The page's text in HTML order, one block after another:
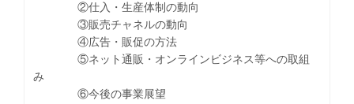
②仕入・生産体制の動向
③販売チャネルの動向
④広告・販促の方法
⑤ネット通販・オンラインビジネス等への取組
み
⑥今後の事業展望